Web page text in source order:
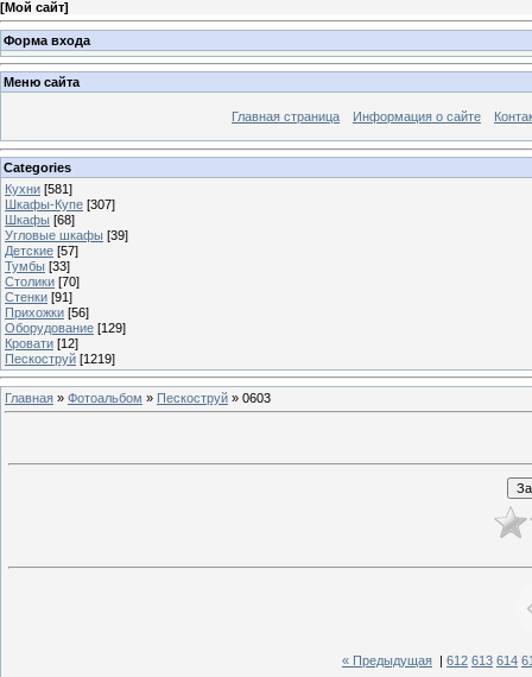
[Мой сайт]
Форма входа
Меню сайта
Главная страница Информация о сайте
Categories
Кухни [581]
Шкафы-Купе [307]
Шкафы [68]
Угловые шкафы [39]
Детские [57]
Тумбы [33]
Столики [70]
Стенки [91]
Прихожки [56]
Оборудование [129]
Кровати [12]
Пескоструй [1219]
Главная » Фотоальбом » Пескоструй » 0603
« Предыдущая 612 613 614